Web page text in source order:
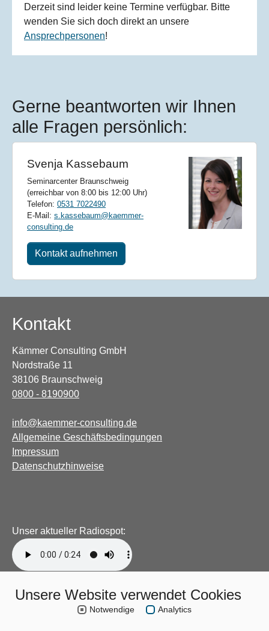
Derzeit sind leider keine Termine verfügbar. Bitte
wenden Sie sich doch direkt an unsere
Ansprechpersonen!
Gerne beantworten wir Ihnen
alle Fragen persönlich:
Svenja Kassebaum
Seminarcenter Braunschweig
(erreichbar von 8:00 bis 12:00 Uhr)
Telefon: 0531 7022490
E-Mail: s.kassebaum@kaemmer-
consulting.de
Kontakt aufnehmen
Kontakt
Kämmer Consulting GmbH
Nordstraße 11
38106 Braunschweig
0800 - 8190900
info@kaemmer-consulting.de
Allgemeine Geschäftsbedingungen
Impressum
Datenschutzhinweise
Unser aktueller Radiospot:
Unsere Website verwendet Cookies
Notwendige Analytics